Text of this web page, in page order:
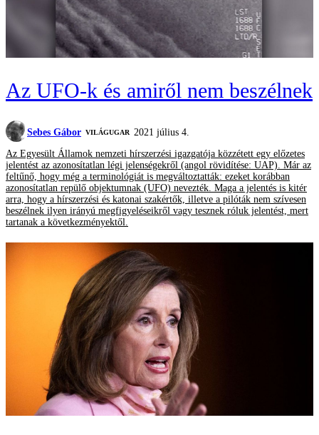
Az UFO-k és amiről nem beszélnek
Sebes Gábor VILÁGUGAR
2021 július 4.
Az Egyesült Államok nemzeti hírszerzési igazgatója közzétett egy előzetes
jelentést az azonosítatlan légi jelenségekről (angol rövidítése: UAP). Már az
feltűnő, hogy még a terminológiát is megváltoztatták: ezeket korábban
azonosítatlan repülő objektumnak (UFO) nevezték. Maga a jelentés is kitér
arra, hogy a hírszerzési és katonai szakértők, illetve a pilóták nem szívesen
beszélnek ilyen irányú megfigyeléseikről vagy tesznek róluk jelentést, mert
tartanak a következményektől.